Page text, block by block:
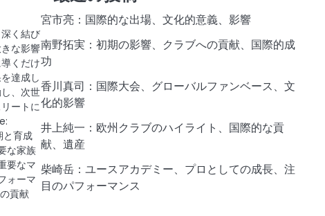
く結び
な影響
くだけ
達成し
、次世
ートに
と育成
な家族
要なマ
ォーマ
貢献
宮市亮：国際的な出場、文化的意義、影響
南野拓実：初期の影響、クラブへの貢献、国際的成
功
香川真司：国際大会、グローバルファンベース、文
化的影響
井上純一：欧州クラブのハイライト、国際的な貢
献、遺産
柴崎岳：ユースアカデミー、プロとしての成長、注
目のパフォーマンス